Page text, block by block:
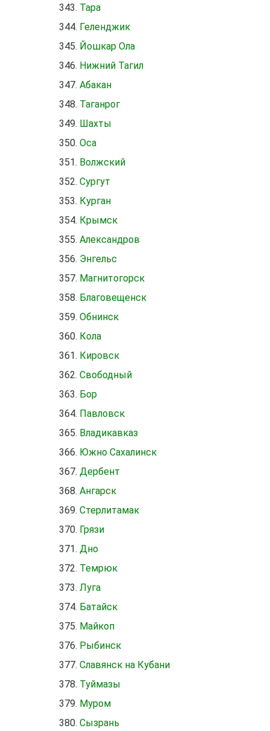
Тара
Геленджик
Йошкар Ола
Нижний Тагил
Абакан
Таганрог
Шахты
Оса
Волжский
Сургут
Курган
Крымск
Александров
Энгельс
Магнитогорск
Благовещенск
Обнинск
Кола
Кировск
Свободный
Бор
Павловск
Владикавказ
Южно Сахалинск
Дербент
Ангарск
Стерлитамак
Грязи
Дно
Темрюк
Луга
Батайск
Майкоп
Рыбинск
Славянск на Кубани
Туймазы
Муром
Сызрань